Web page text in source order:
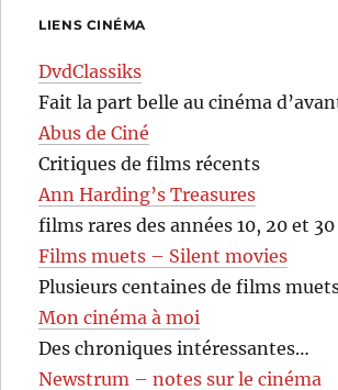
LIENS CINÉMA
DvdClassiks
Fait la part belle au cinéma
Abus de Ciné
Critiques de films récents
Ann Harding’s Treasures
films rares des années 10, 20 et 30
Films muets – Silent movies
Plusieurs centaines de films
Mon cinéma à moi
Des chroniques intéressantes…
Newstrum – notes sur le cinéma